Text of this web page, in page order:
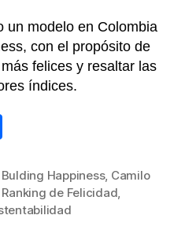
un modelo en Colombia
con el propósito de
felices y resaltar las
índices.
m
p
Bulding Happiness, Camilo
Ranking de Felicidad